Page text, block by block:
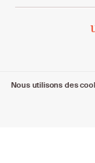
Tous
Nous utilisons des